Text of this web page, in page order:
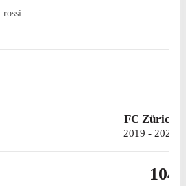
FC Zürich
2019 - 2023
104